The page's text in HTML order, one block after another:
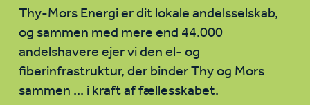
Thy-Mors Energi er dit lokale andelsselskab,
og sammen med mere end 44.000
andelshavere ejer vi den el- og
fiberinfrastruktur, der binder Thy og Mors
sammen ... i kraft af fællesskabet.